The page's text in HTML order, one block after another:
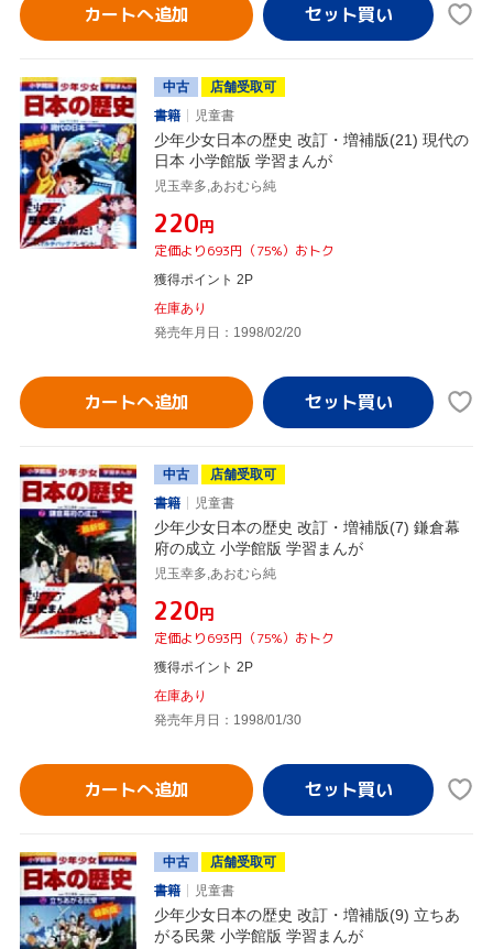
カートへ追加
中古
店舗受取可
書籍
児童書
少年少女日本の歴史 改訂・増補版(21) 現代の
日本 小学館版 学習まんが
児玉幸多,あおむら純
¥220円
定価より693円（75%）おトク
獲得ポイント 2P
在庫あり
発売年月日：1998/02/20
カートへ追加
中古
店舗受取可
書籍
児童書
少年少女日本の歴史 改訂・増補版(7) 鎌倉幕
府の成立 小学館版 学習まんが
児玉幸多,あおむら純
¥220円
定価より693円（75%）おトク
獲得ポイント 2P
在庫あり
発売年月日：1998/01/30
カートへ追加
中古
店舗受取可
書籍
児童書
少年少女日本の歴史 改訂・増補版(9) 立ちあ
がる民衆 小学館版 学習まんが